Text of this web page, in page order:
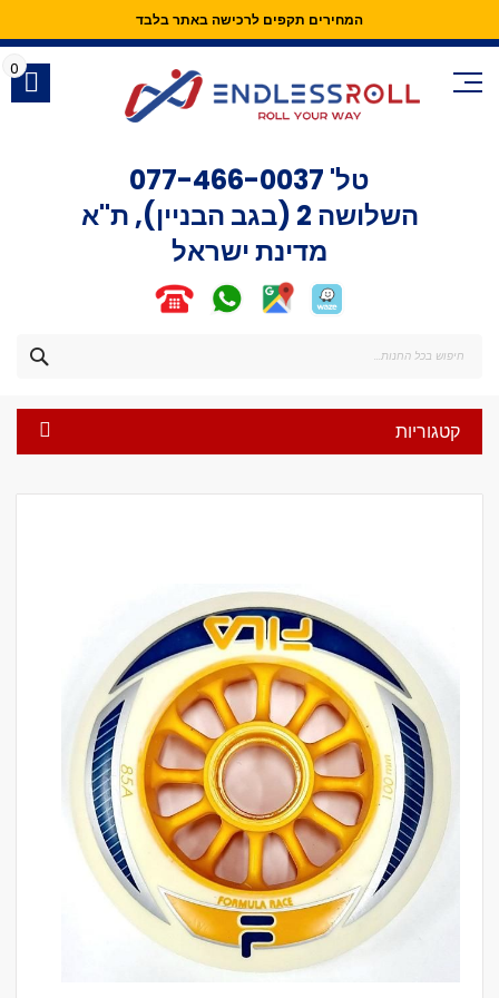
המחירים תקפים לרכישה באתר בלבד
Skip
Content
טל' 077-466-0037
השלושה 2 (בגב הבניין), ת"א
מדינת ישראל
0
קטגוריות